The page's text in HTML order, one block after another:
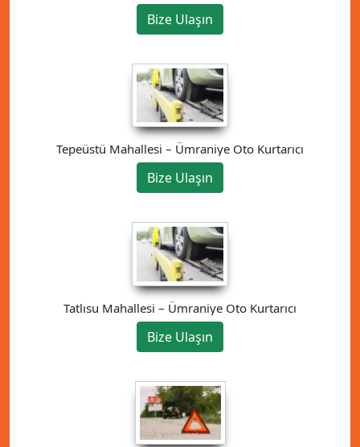
Bize Ulaşın
Tepeüstü Mahallesi – Ümraniye Oto Kurtarıcı
Bize Ulaşın
Tatlısu Mahallesi – Ümraniye Oto Kurtarıcı
Bize Ulaşın